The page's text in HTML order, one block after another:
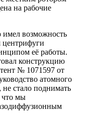
на рабочие
возможность
центрифуги
её работы.
конструкцию
№ 1071597 от
атомного
стало поднимать
что мы